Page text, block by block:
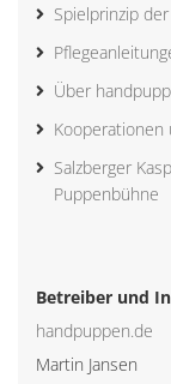
Spielprinzip
Über
Kooperationen
Salzberger
Puppenbühne
Betreiber und
handpuppen.de
Martin Jansen